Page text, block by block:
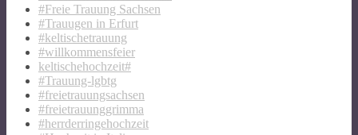
#Freie Trauung Sachsen
#Trauugen in Erfurt
#keltischetrauung
#willkommensfeier
keltischehochzeit#
#Trauung-lgbtg
#freietrauungsachsen
#freietrauunggrimma
#herrderringehochzeit